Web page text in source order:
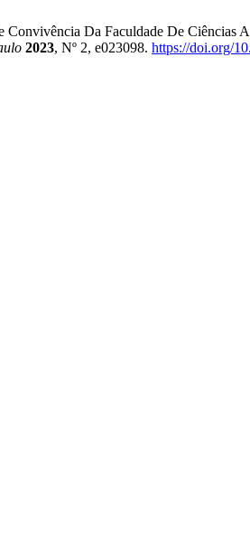
Da Faculdade De Ciências
2023, Nº 2, e023098. https://doi.org/